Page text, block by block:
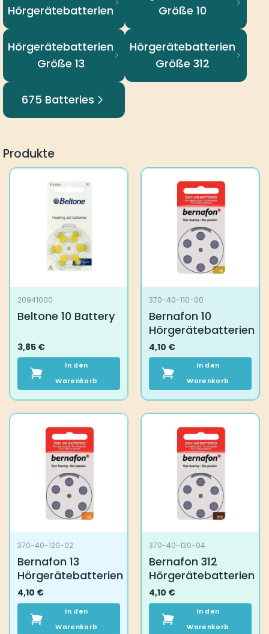
Hörgerätebatterien
Größe 10
Hörgerätebatterien
Größe 13
Hörgerätebatterien
Größe 312
675 Batteries
Produkte
20941000
Beltone 10 Battery
3,85 €
In den
Warenkorb
370-40-110-00
Bernafon 10
Hörgerätebatterien
4,10 €
In den
Warenkorb
370-40-120-02
Bernafon 13
Hörgerätebatterien
4,10 €
In den
Warenkorb
370-40-130-04
Bernafon 312
Hörgerätebatterien
4,10 €
In den
Warenkorb